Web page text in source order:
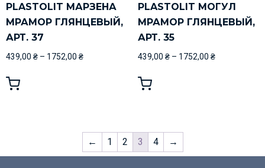
PLASTOLIT МАРЗЕНА
МРАМОР ГЛЯНЦЕВЫЙ,
АРТ. 37
439,00 ₴ – 1752,00 ₴
PLASTOLIT МОГУЛ
МРАМОР ГЛЯНЦЕВЫЙ,
АРТ. 35
439,00 ₴– 1752,00 ₴
← 1 2 3 4 →